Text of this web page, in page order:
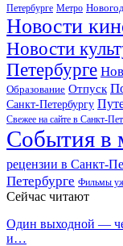
Петербурге Метро
Новости
Новости
Петербурге
Образование Отпуск
Санкт-Петербургу
Свежее на сайте в Санкт-
События в
рецензии в Санкт-
Петербурге Фильмы
Сейчас читают
Один выходной —
и…